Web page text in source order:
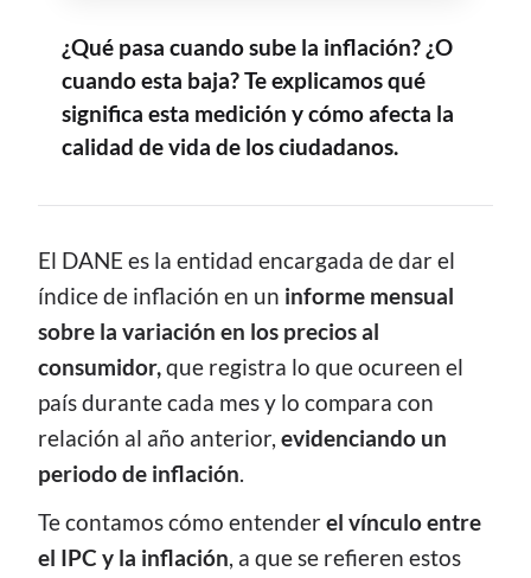
¿Qué pasa cuando sube la inflación? ¿O
cuando esta baja? Te explicamos qué
significa esta medición y cómo afecta la
calidad de vida de los ciudadanos.
CONTENIDO
El DANE es la entidad encargada de dar el
índice de inflación en un informe mensual
sobre la variación en los precios al
consumidor,que registra lo que ocureen el
país durante cada mes y lo compara con
relación al año anterior,evidenciando un
periodo de inflación.
Te contamos cómo entenderel vínculo entre
el IPC y la inflación, a que se refieren estos